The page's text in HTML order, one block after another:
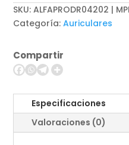
-
Headphones
cantidad
SKU:ALFAPRODR04202 |
Categoría:Auriculares
Compartir
Especificaciones
Valoraciones (0)